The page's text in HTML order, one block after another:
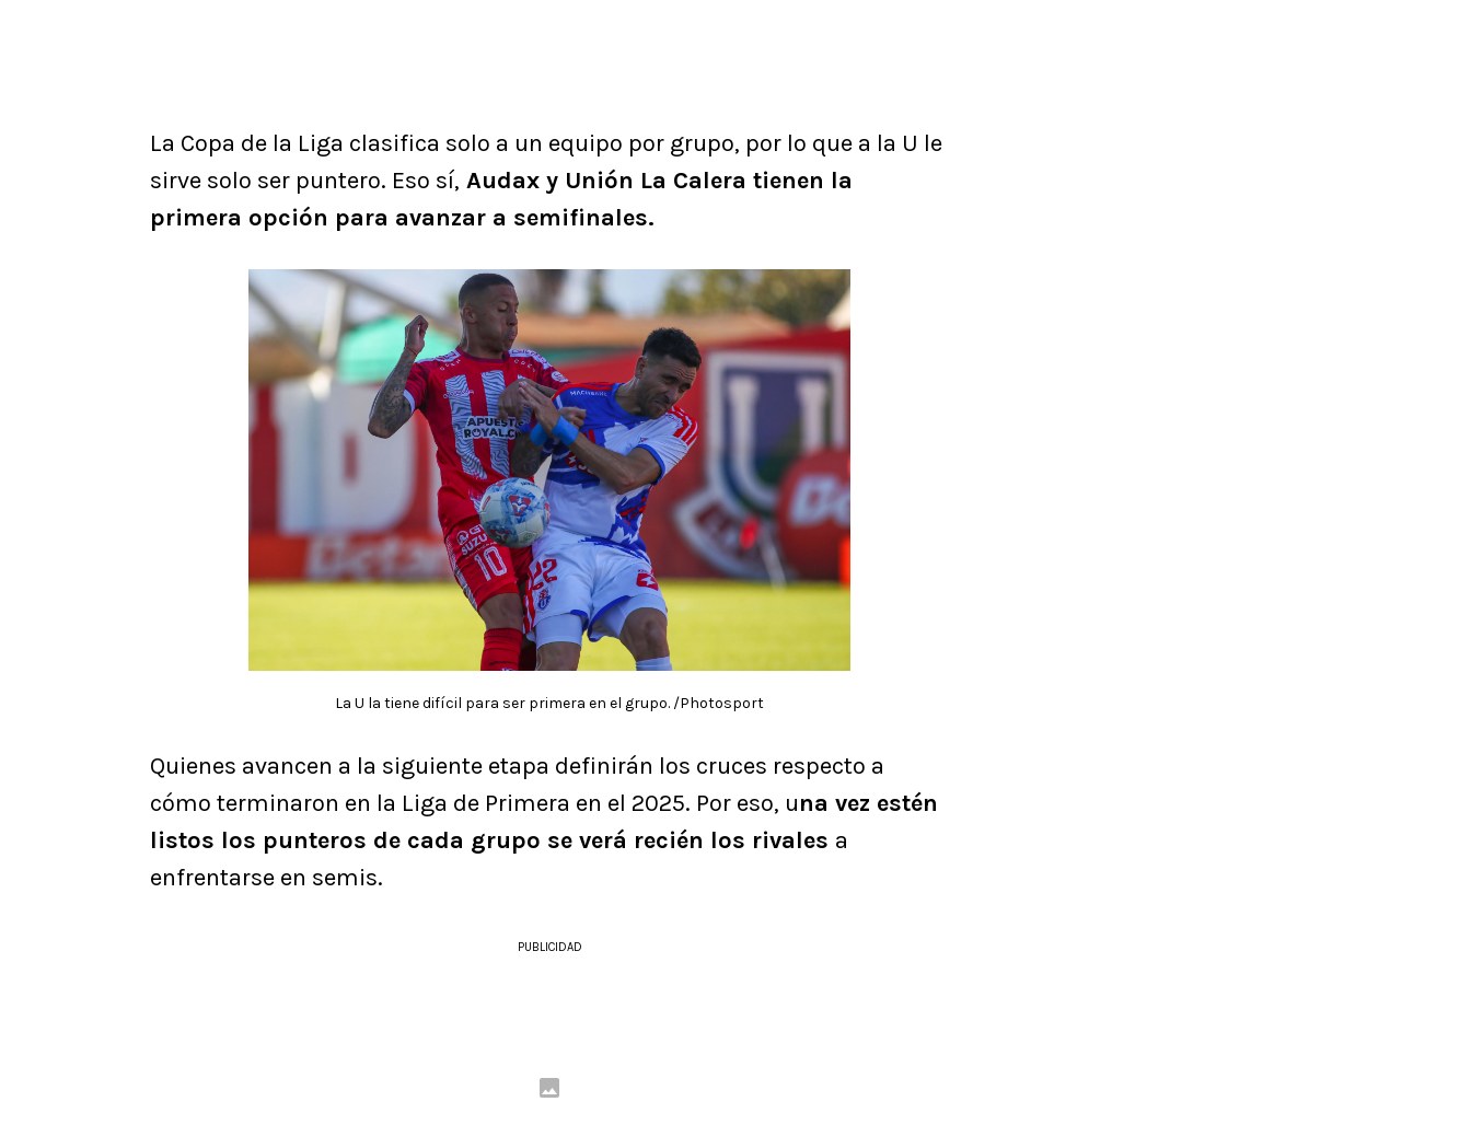
La Copa de la Liga clasifica solo a un equipo por grupo, por lo que a la U le
sirve solo ser puntero. Eso sí, Audax y Unión La Calera tienen la
primera opción para avanzar a semifinales.
La U la tiene difícil para ser primera en el grupo. /Photosport
Quienes avancen a la siguiente etapa definirán los cruces respecto a
cómo terminaron en la Liga de Primera en el 2025. Por eso, una vez estén
listos los punteros de cada grupo se verá recién los rivales a
enfrentarse en semis.
PUBLICIDAD